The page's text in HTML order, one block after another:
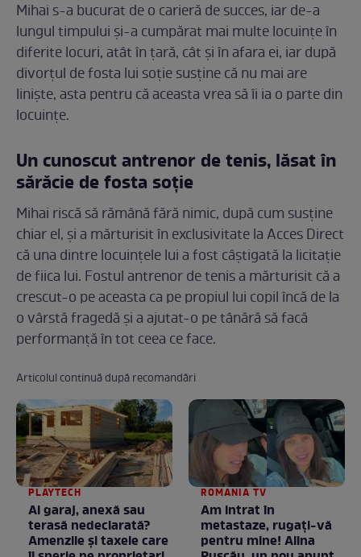
Mihai s-a bucurat de o carieră de succes, iar de-a
lungul timpului și-a cumpărat mai multe locuințe în
diferite locuri, atât în țară, cât și în afara ei, iar după
divorțul de fosta lui soție susține că nu mai are
liniște, asta pentru că aceasta vrea să îi ia o parte din
locuințe.
Un cunoscut antrenor de tenis, lăsat în
sărăcie de fosta soție
Mihai riscă să rămână fără nimic, după cum susține
chiar el, și a mărturisit în exclusivitate la Acces Direct
că una dintre locuințele lui a fost câștigată la licitație
de fiica lui. Fostul antrenor de tenis a mărturisit că a
crescut-o pe aceasta ca pe propiul lui copil încă de la
o vârstă fragedă și a ajutat-o pe tânără să facă
performanță în tot ceea ce face.
Articolul continuă după recomandări
PLAYTECH
Ai garaj, anexă sau
terasă nedeclarată?
Amenzile și taxele care
ROMANIA TV
Am intrat în
metastaze, rugaţi-vă
pentru mine! Alina